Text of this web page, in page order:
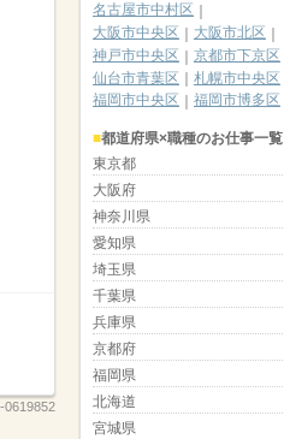
0619852
名古屋市中村区
大阪市中央区
大阪市北区
神戸市中央区
京都市下京区
仙台市青葉区
札幌市中央区
福岡市中央区
福岡市博多区
都道府県×職種のお仕事一覧
東京都
大阪府
神奈川県
愛知県
埼玉県
千葉県
兵庫県
京都府
福岡県
北海道
宮城県